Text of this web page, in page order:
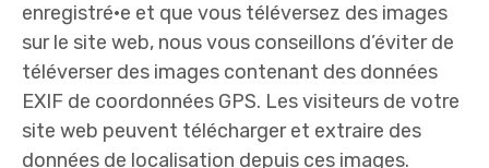
enregistré·e et que vous téléversez des images
sur le site web, nous vous conseillons d’éviter de
téléverser des images contenant des données
EXIF de coordonnées GPS. Les visiteurs de votre
site web peuvent télécharger et extraire des
données de localisation depuis ces images.